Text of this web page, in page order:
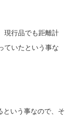
現行品でも距離計
ていたという事な
いう事なので、そ